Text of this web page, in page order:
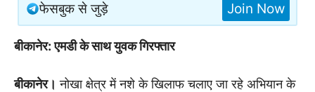
फेसबुक से जुड़े Join Now
बीकानेर: एमडी के साथ युवक गिरफ्तार
बीकानेर। नोखा क्षेत्र में नशे के खिलाफ चलाए जा रहे अभियान के